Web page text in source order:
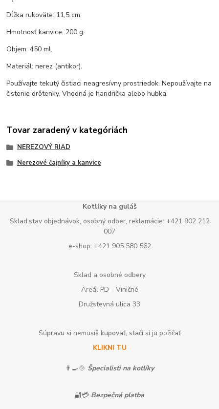
Dĺžka rukoväte: 11,5 cm.
Hmotnosť kanvice: 200 g.
Objem: 450 ml.
Materiál: nerez (antikor).
Používajte tekutý čistiaci neagresívny prostriedok. Nepoužívajte na
čistenie drôtenky. Vhodná je handrička alebo hubka.
Tovar zaradený v kategóriách
NEREZOVÝ RIAD
Nerezové čajníky a kanvice
Kotlíky na guláš
Sklad,stav objednávok, osobný odber, reklamácie: +421 902 212
007
e-shop: +421 905 580 562
Sklad a osobné odbery
Areál PD - Viničné
Družstevná ulica 33
Súpravu si nemusíš kupovať, stačí si ju požičať
KLIKNI TU
👨‍🍳🍲 Špecialisti na kotlíky
🔐💳 Bezpečná platba